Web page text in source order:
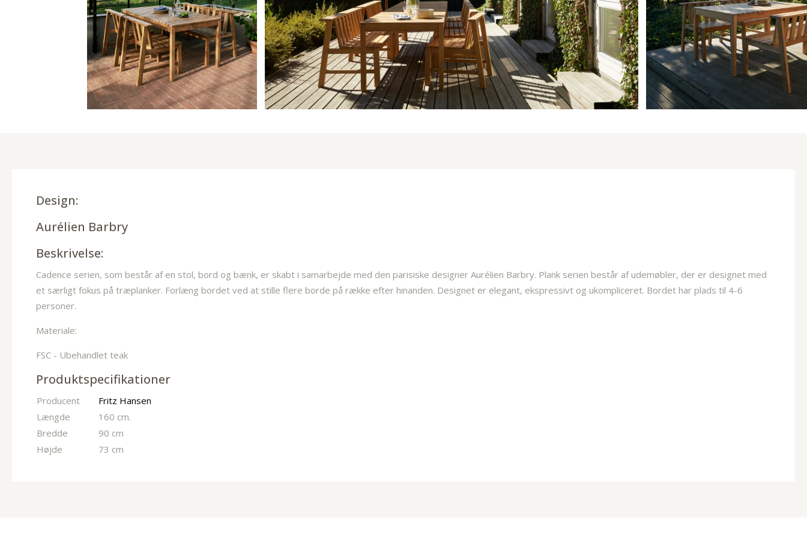
Design:
Aurélien Barbry
Beskrivelse:
Cadence serien, som består af en stol, bord og bænk, er skabt i samarbejde med den parisiske designer Aurélien Barbry. Plank serien består af udemøbler, der er designet med
et særligt fokus på træplanker. Forlæng bordet ved at stille flere borde på række efter hinanden. Designet er elegant, ekspressivt og ukompliceret. Bordet har plads til 4-6
personer.
Materiale:
FSC - Ubehandlet teak
Produktspecifikationer
Producent
Fritz Hansen
Længde
160 cm.
Bredde
90 cm
Højde
73 cm